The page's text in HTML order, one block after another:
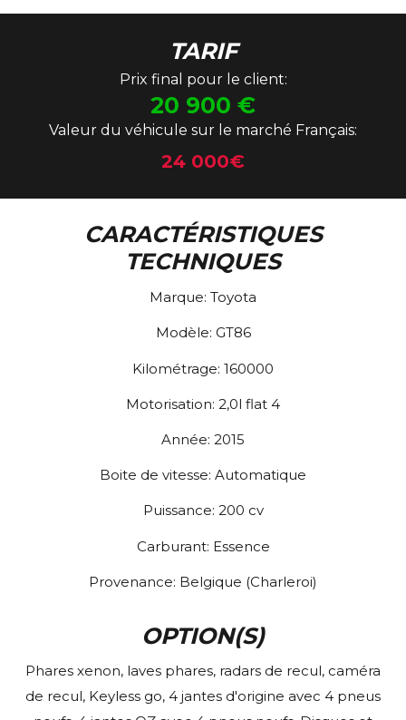
TARIF
Prix final pour le client:
20 900 €
Valeur du véhicule sur le marché Français:
24 000€
CARACTÉRISTIQUES
TECHNIQUES
Marque: Toyota
Modèle: GT86
Kilométrage: 160000
Motorisation: 2,0l flat 4
Année: 2015
Boite de vitesse: Automatique
Puissance: 200 cv
Carburant: Essence
Provenance: Belgique (Charleroi)
OPTION(S)
Phares xenon, laves phares, radars de recul, caméra
de recul, Keyless go, 4 jantes d'origine avec 4 pneus